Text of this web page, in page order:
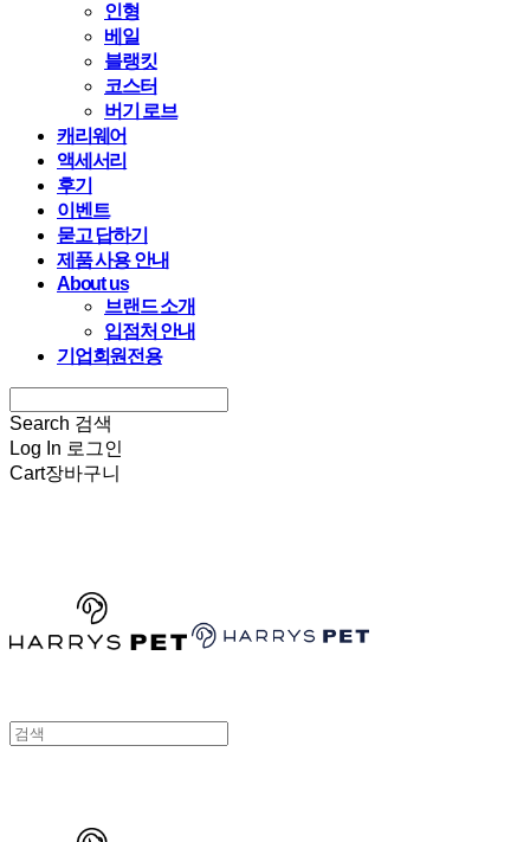
인형
베일
블랭킷
코스터
버기 로브
캐리웨어
액세서리
후기
이벤트
묻고 답하기
제품 사용 안내
About us
브랜드 소개
입점처 안내
기업회원전용
Search 검색
Log In 로그인
Cart장바구니